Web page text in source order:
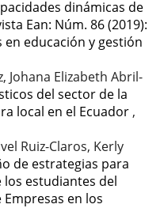
dinámicas de
Ean: Núm. 86 (2019):
en educación y gestión
Johana Elizabeth Abril-
del sector de la
local en el Ecuador ,
Ruiz-Claros, Kerly
de estrategias para
estudiantes del
en los